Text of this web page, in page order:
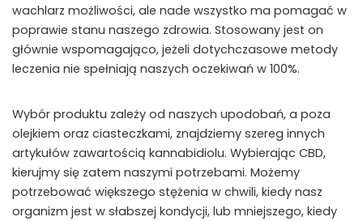
wachlarz możliwości, ale nade wszystko ma pomagać w
poprawie stanu naszego zdrowia. Stosowany jest on
głównie wspomagająco, jeżeli dotychczasowe metody
leczenia nie spełniają naszych oczekiwań w 100%.
Wybór produktu zależy od naszych upodobań, a poza
olejkiem oraz ciasteczkami, znajdziemy szereg innych
artykułów zawartością kannabidiolu. Wybierając CBD,
kierujmy się zatem naszymi potrzebami. Możemy
potrzebować większego stężenia w chwili, kiedy nasz
organizm jest w słabszej kondycji, lub mniejszego, kiedy